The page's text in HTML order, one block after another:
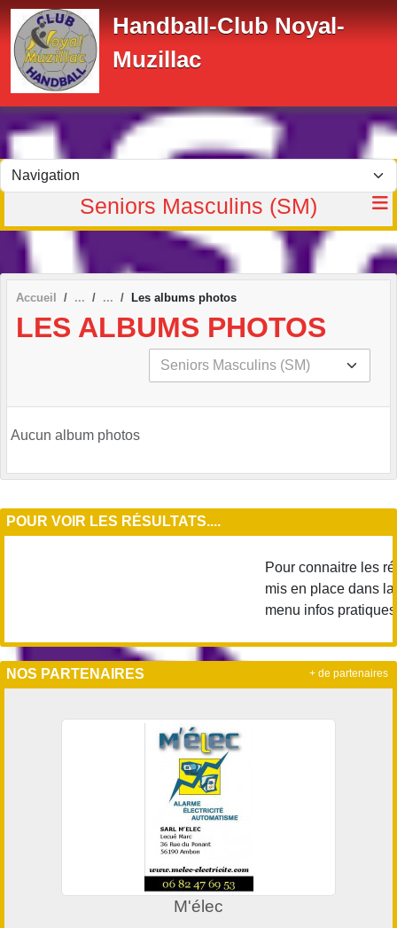
Handball-Club Noyal-
Muzillac
Seniors Masculins (SM)
Accueil Les albums photos
LES ALBUMS PHOTOS
Aucun album photos
POUR VOIR LES RÉSULTATS....
Pour connaitre les
mis en place dans
menu infos
NOS PARTENAIRES
M'élec
+ de partenaires
Panneau de gestion des cookies